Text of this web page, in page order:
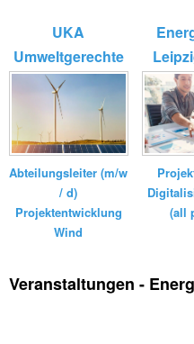
UKA
Umweltgerechte
Kraftanlagen
GmbH ...
Abteilungsleiter (m/w
/ d)
Projektentwicklung
Wind
(all
Veranstaltungen -